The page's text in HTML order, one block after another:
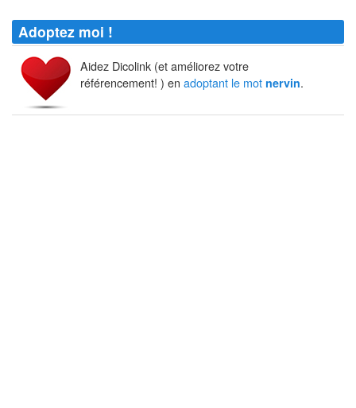
Adoptez moi !
Aidez Dicolink (et améliorez votre
référencement! ) en adoptant le mot nervin.